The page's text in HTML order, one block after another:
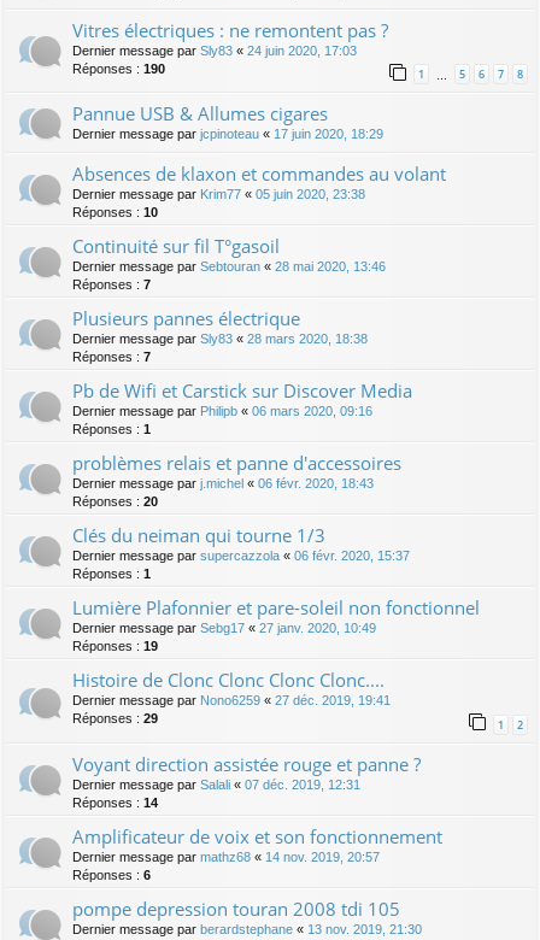
Vitres électriques : ne remontent pas ?
Dernier message par Sly83 « 24 juin 2020, 17:03
Réponses : 190 1 … 5 6 7 8
Pannue USB & Allumes cigares
Dernier message par jcpinoteau « 17 juin 2020, 18:29
Absences de klaxon et commandes au volant
Dernier message par Krim77 « 05 juin 2020, 23:38
Réponses : 10
Continuité sur fil T°gasoil
Dernier message par Sebtouran « 28 mai 2020, 13:46
Réponses : 7
Plusieurs pannes électrique
Dernier message par Sly83 « 28 mars 2020, 18:38
Réponses : 7
Pb de Wifi et Carstick sur Discover Media
Dernier message par Philipb « 06 mars 2020, 09:16
Réponses : 1
problèmes relais et panne d'accessoires
Dernier message par j.michel « 06 févr. 2020, 18:43
Réponses : 20
Clés du neiman qui tourne 1/3
Dernier message par supercazzola « 06 févr. 2020, 15:37
Réponses : 1
Lumière Plafonnier et pare-soleil non fonctionnel
Dernier message par Sebg17 « 27 janv. 2020, 10:49
Réponses : 19
Histoire de Clonc Clonc Clonc Clonc....
Dernier message par Nono6259 « 27 déc. 2019, 19:41
Réponses : 29 1 2
Voyant direction assistée rouge et panne ?
Dernier message par Salali « 07 déc. 2019, 12:31
Réponses : 14
Amplificateur de voix et son fonctionnement
Dernier message par mathz68 « 14 nov. 2019, 20:57
Réponses : 6
pompe depression touran 2008 tdi 105
Dernier message par berardstephane « 13 nov. 2019, 21:30